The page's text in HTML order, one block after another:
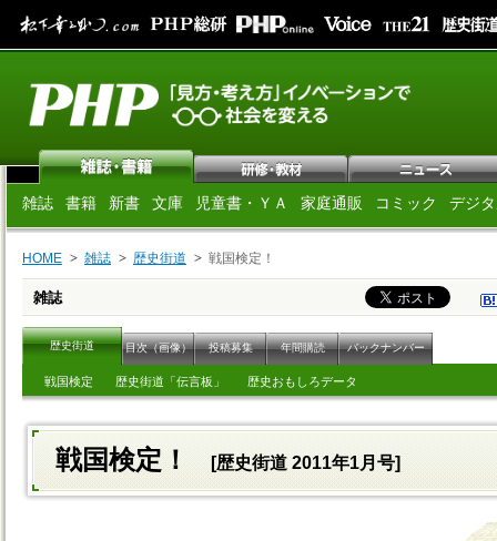
雑誌 書籍 新書 文庫 児童書・ＹＡ 家庭通販 コミック デジ
HOME 雑誌 歴史街道 戦国検定！
雑誌
歴史街道 目次（画像） 投稿募集 年間購読 バックナンバー
戦国検定 歴史街道「伝言板」 歴史おもしろデータ
戦国検定！ [歴史街道 2011年1月号]